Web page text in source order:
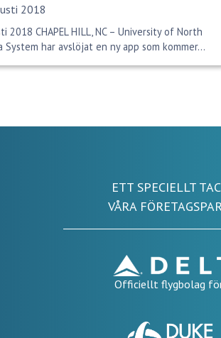
2018
2018 CHAPEL HILL, NC – University of North
System har avslöjat en ny app som kommer...
ETT SPECIELLT
VÅRA
Officiellt flygbolag